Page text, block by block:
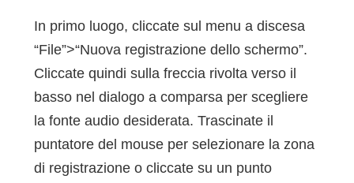
In primo luogo, cliccate sul menu a discesa
“File”>“Nuova registrazione dello schermo”.
Cliccate quindi sulla freccia rivolta verso il
basso nel dialogo a comparsa per scegliere
la fonte audio desiderata. Trascinate il
puntatore del mouse per selezionare la zona
di registrazione o cliccate su un punto